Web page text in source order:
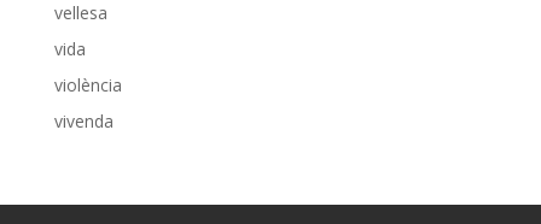
vellesa
vida
violència
vivenda